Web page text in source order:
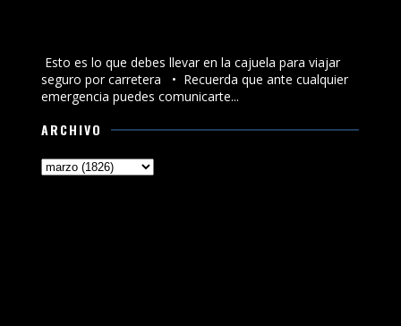
Esto es lo que debes llevar en la cajuela para viajar
seguro por carretera •⁠ ⁠Recuerda que ante cualquier
emergencia puedes comunicarte...
ARCHIVO